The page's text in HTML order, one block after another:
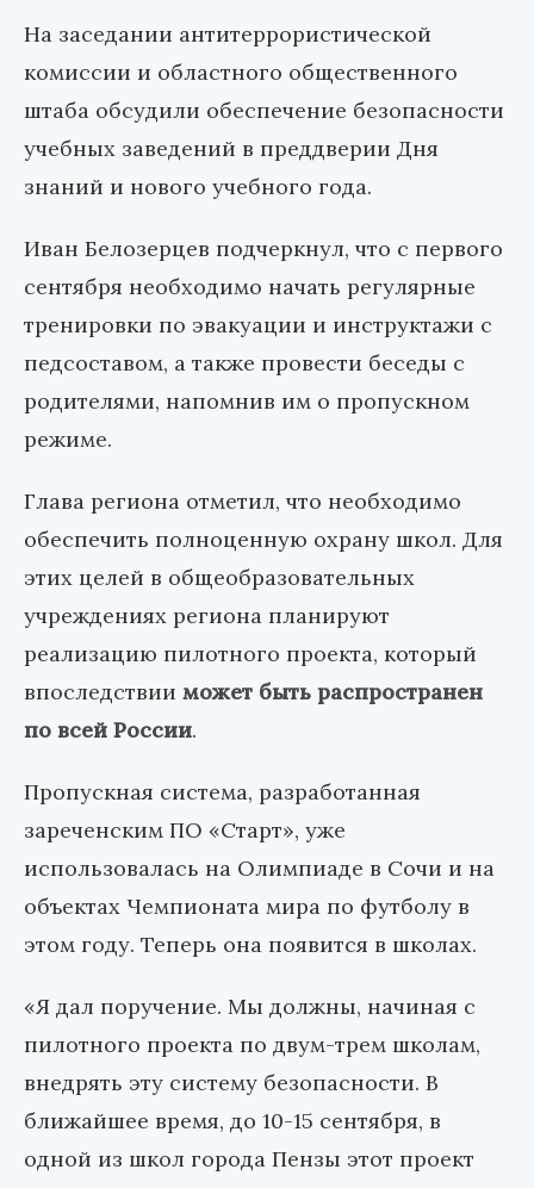
На заседании антитеррористической
комиссии и областного общественного
штаба обсудили обеспечение безопасности
учебных заведений в преддверии Дня
знаний и нового учебного года.
Иван Белозерцев подчеркнул, что с первого
сентября необходимо начать регулярные
тренировки по эвакуации и инструктажи с
педсоставом, а также провести беседы с
родителями, напомнив им о пропускном
режиме.
Глава региона отметил, что необходимо
обеспечить полноценную охрану школ. Для
этих целей в общеобразовательных
учреждениях региона планируют
реализацию пилотного проекта, который
впоследствии может быть распространен
по всей России.
Пропускная система, разработанная
зареченским ПО «Старт», уже
использовалась на Олимпиаде в Сочи и на
объектах Чемпионата мира по футболу в
этом году. Теперь она появится в школах.
«Я дал поручение. Мы должны, начиная с
пилотного проекта по двум-трем школам,
внедрять эту систему безопасности. В
ближайшее время, до 10-15 сентября, в
одной из школ города Пензы этот проект